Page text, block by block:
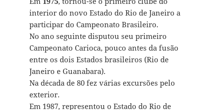
interior do novo Estado do Rio de Janeiro a
participar do Campeonato Brasileiro.
No ano seguinte disputou seu primeiro
Campeonato Carioca, pouco antes da fusão
entre os dois Estados brasileiros (Rio de
Janeiro e Guanabara).
Na década de 80 fez várias excursões pelo
exterior.
Em 1987, representou o Estado do Rio de